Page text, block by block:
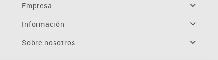
Empresa
Información
Sobre nosotros